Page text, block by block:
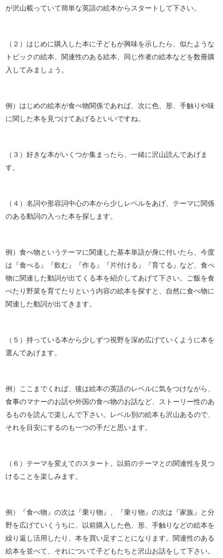
が沢山載っていて簡単な英語の絵本からスタートして下さい。
（２）はじめに購入した本に子どもが興味を示したら、似たような
トピックの絵本、関連性のある絵本、同じ作者の絵本などを数冊購
入してみましょう。
例）はじめの絵本が食べ物関係であれば、次に色、形、手触りや味
に関した本を見つけてあげるといいですね。
（３）好きな本がいくつか集まったら、一緒に沢山読んであげま
す。
（４）名詞や形容詞中心の本から少しレベルをあげ、テーマに関係
のある動詞の入った本を探します。
例）食べ物というテーマに関連した基本単語が身に付いたら、今度
は『食べる』『飲む』『作る』『片付ける』『育てる』など、食べ
物に関連した動詞が出てくる本を紹介してあげて下さい。ご飯を食
べたり野菜を育てたりという内容の絵本を探すと、自然に食べ物に
関連した動詞が出てきます。
（５）持っている本から少しずつ視野を深め広げていくように本を
選んであげます。
例）ここまでくれば、後は絵本の英語のレベルに気をつけながら、
食事のマナーのお話や外国の食べ物のお話など、ストーリー性のあ
るものを読んで楽しんで下さい。レベル別の絵本も沢山あるので、
それを目安にするのも一つの手だと思います。
（６）テーマを変えてのスタート。以前のテーマとの関連性を見つ
けることを楽しみます。
例）『食べ物』の次は『乗り物』、『乗り物』の次は『家族』と分
野を広げていくうちに、以前購入した色、形、手触りなどの絵本を
繰り返し活用したり、本を買い足すことになります。関連性のある
絵本を並べて、それについて子どもたちと沢山お話をして下さい。